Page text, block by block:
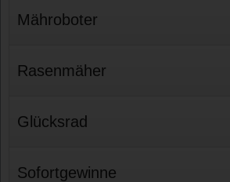
Mähroboter
Rasenmäher
Glücksrad
Sofortgewinne